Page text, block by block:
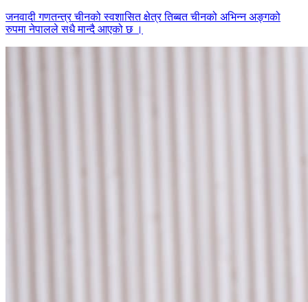
जनवादी गणतन्त्र चीनको स्वशासित क्षेत्र तिब्बत चीनको अभिन्न अङ्गको
रुपमा नेपालले सधै मान्दै आएको छ ।